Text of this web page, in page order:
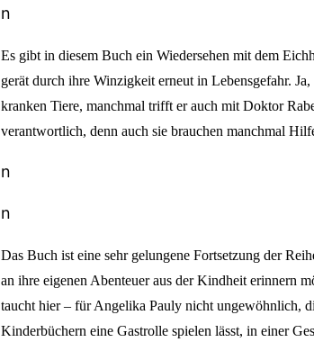
n
Es gibt in diesem Buch ein Wiedersehen mit dem
gerät durch ihre Winzigkeit erneut in Lebensgefahr.
kranken Tiere, manchmal trifft er auch mit Doktor
verantwortlich, denn auch sie brauchen manchmal
n
n
Das Buch ist eine sehr gelungene Fortsetzung der
an ihre eigenen Abenteuer aus der Kindheit erinnern
taucht hier – für Angelika Pauly nicht ungewöhnlich,
Kinderbüchern eine Gastrolle spielen lässt, in einer